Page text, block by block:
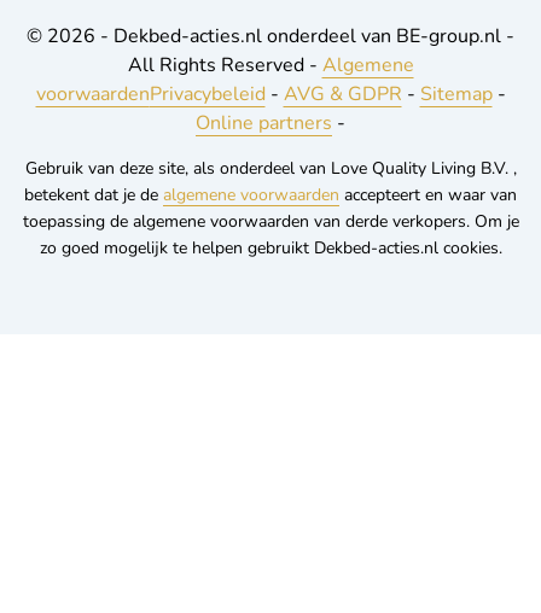
© 2026 - Dekbed-acties.nl onderdeel van BE-group.nl -
All Rights Reserved - Algemene
voorwaardenPrivacybeleid- AVG & GDPR - Sitemap-
Online partners -
Gebruik van deze site, als onderdeel van Love Quality Living B.V. ,
betekent dat je de algemene voorwaarden accepteert en waar van
toepassing de algemene voorwaarden van derde verkopers. Om je
zo goed mogelijk te helpen gebruikt Dekbed-acties.nl cookies.